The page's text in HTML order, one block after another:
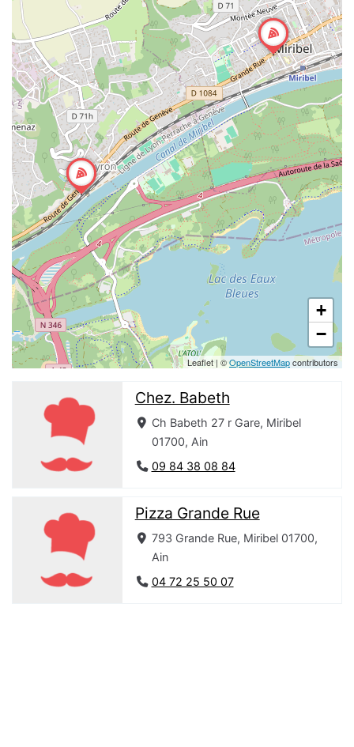
Chez. Babeth
Ch Babeth 27 r Gare, Miribel
01700, Ain
09 84 38 08 84
Pizza Grande Rue
793 Grande Rue, Miribel 01700,
Ain
04 72 25 50 07
+
−
Leaflet | ©OpenStreetMapcontributors